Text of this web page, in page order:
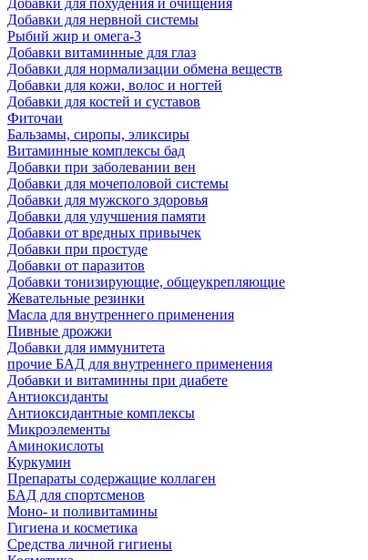
Добавки для похудения и очищения
Добавки для нервной системы
Рыбий жир и омега-3
Добавки витаминные для глаз
Добавки для нормализации обмена веществ
Добавки для кожи, волос и ногтей
Добавки для костей и суставов
Фиточаи
Бальзамы, сиропы, эликсиры
Витаминные комплексы бад
Добавки при заболевании вен
Добавки для мочеполовой системы
Добавки для мужского здоровья
Добавки для улучшения памяти
Добавки от вредных привычек
Добавки при простуде
Добавки от паразитов
Добавки тонизирующие, общеукрепляющие
Жевательные резинки
Масла для внутреннего применения
Пивные дрожжи
Добавки для иммунитета
прочие БАД для внутреннего применения
Добавки и витаминны при диабете
Антиоксиданты
Антиоксидантные комплексы
Микроэлементы
Аминокислоты
Куркумин
Препараты содержащие коллаген
БАД для спортсменов
Моно- и поливитамины
Гигиена и косметика
Средства личной гигиены